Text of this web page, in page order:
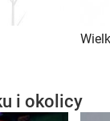
i okolicy